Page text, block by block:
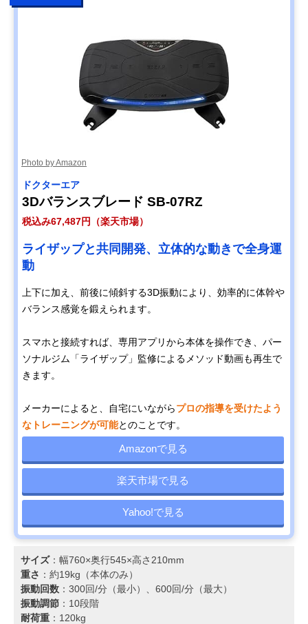
Photo by Amazon
ドクターエア
3Dバランスブレード SB-07RZ
税込み67,487円（楽天市場）
ライザップと共同開発、立体的な動きで全身運
動
上下に加え、前後に傾斜する3D振動により、効率的に体幹や
バランス感覚を鍛えられます。
スマホと接続すれば、専用アプリから本体を操作でき、パー
ソナルジム「ライザップ」監修によるメソッド動画も再生で
きます。
メーカーによると、自宅にいながらプロの指導を受けたよう
なトレーニングが可能とのことです。
Amazonで見る
楽天市場で見る
Yahoo!で見る
サイズ：幅760×奥行545×高さ210mm
重さ ：約19kg（本体のみ）
振動回数 ：300回/分（最小）、600回/分（最大）
振動調節 ：10段階
耐荷重 ：120kg